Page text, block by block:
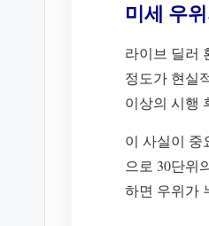
미세 우
라이브 딜러
정도가 현실
이상의 시행
이 사실이 중
으로 30단위
하면 우위가